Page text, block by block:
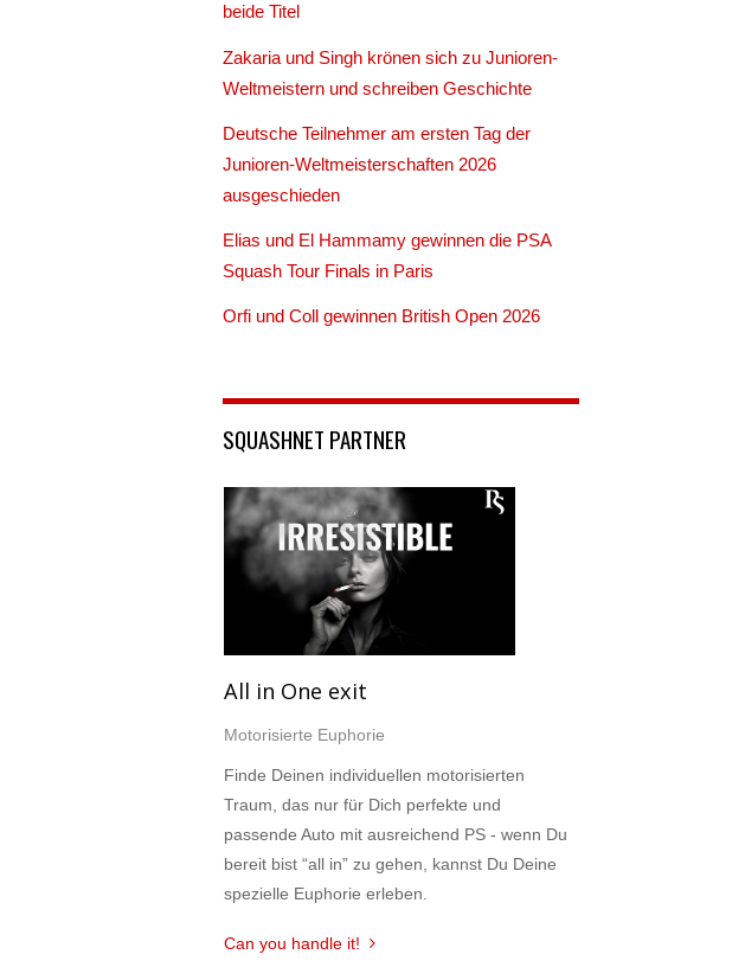
beide Titel
Zakaria und Singh krönen sich zu Junioren-
Weltmeistern und schreiben Geschichte
Deutsche Teilnehmer am ersten Tag der
Junioren-Weltmeisterschaften 2026
ausgeschieden
Elias und El Hammamy gewinnen die PSA
Squash Tour Finals in Paris
Orfi und Coll gewinnen British Open 2026
SQUASHNET PARTNER
All in One exit
Motorisierte Euphorie
Finde Deinen individuellen motorisierten
Traum, das nur für Dich perfekte und
passende Auto mit ausreichend PS - wenn Du
bereit bist “all in” zu gehen, kannst Du Deine
spezielle Euphorie erleben.
Can you handle it!